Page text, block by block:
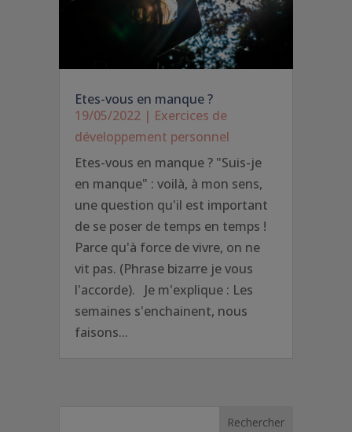
Etes-vous en manque ?
19/05/2022| Exercices de
développement personnel
Etes-vous en manque ? "Suis-je
en manque" : voilà, à mon sens,
une question qu'il est important
de se poser de temps en temps !
Parce qu'à force de vivre, on ne
vit pas. (Phrase bizarre je vous
l'accorde). Je m'explique : Les
semaines s'enchainent, nous
faisons...